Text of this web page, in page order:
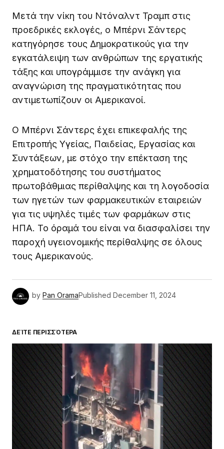
Μετά την νίκη του Ντόναλντ Τραμπ στις
προεδρικές εκλογές, ο Μπέρνι Σάντερς
κατηγόρησε τους Δημοκρατικούς για την
εγκατάλειψη των ανθρώπων της εργατικής
τάξης και υπογράμμισε την ανάγκη για
αναγνώριση της πραγματικότητας που
αντιμετωπίζουν οι Αμερικανοί.
Ο Μπέρνι Σάντερς έχει επικεφαλής της
Επιτροπής Υγείας, Παιδείας, Εργασίας και
Συντάξεων, με στόχο την επέκταση της
χρηματοδότησης του συστήματος
πρωτοβάθμιας περίθαλψης και τη λογοδοσία
των ηγετών των φαρμακευτικών εταιρειών
για τις υψηλές τιμές των φαρμάκων στις
ΗΠΑ. Το όραμά του είναι να διασφαλίσει την
παροχή υγειονομικής περίθαλψης σε όλους
τους Αμερικανούς.
by Pan OramaPublished December 11, 2024
ΔΕΊΤΕ ΠΕΡΙΣΣΌΤΕΡΑ